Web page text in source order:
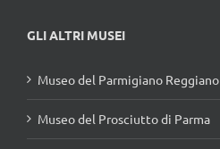
GLI ALTRI MUSEI
Museo del Parmigiano Reggiano
Museo del Prosciutto di Parma